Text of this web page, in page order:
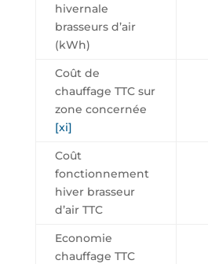
hivernale
brasseurs d’air
(kWh)
Coût de
chauffage TTC sur
zone concernée
[xi]
Coût
fonctionnement
hiver brasseur
d’air TTC
Economie
chauffage TTC